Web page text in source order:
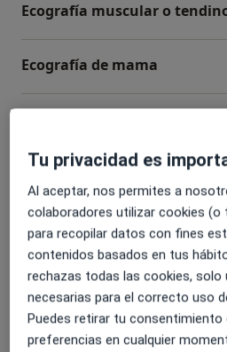
Ecografía muscular o
Ecografía de mama
Resonancia magnética (RM)
Ecografía articular
+1 servicio
¿Cómo funcionan los precios?
Tu privacidad es
Al aceptar, nos permites a
colaboradores utilizar cookies (o
para recopilar datos con fines
contenidos basados en tus
rechazas todas las cookies, solo
necesarias para el correcto uso
Puedes retirar tu
preferencias en cualquier